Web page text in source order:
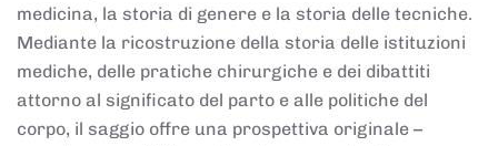
medicina, la storia di genere e la storia delle tecniche.
Mediante la ricostruzione della storia delle istituzioni
mediche, delle pratiche chirurgiche e dei dibattiti
attorno al significato del parto e alle politiche del
corpo, il saggio offre una prospettiva originale –